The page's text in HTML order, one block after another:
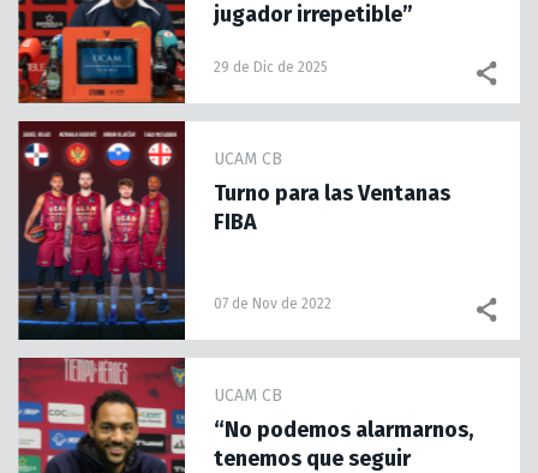
jugador irrepetible”
29 de Dic de 2025
UCAM CB
Turno para las Ventanas
FIBA
07 de Nov de 2022
UCAM CB
“No podemos alarmarnos,
tenemos que seguir